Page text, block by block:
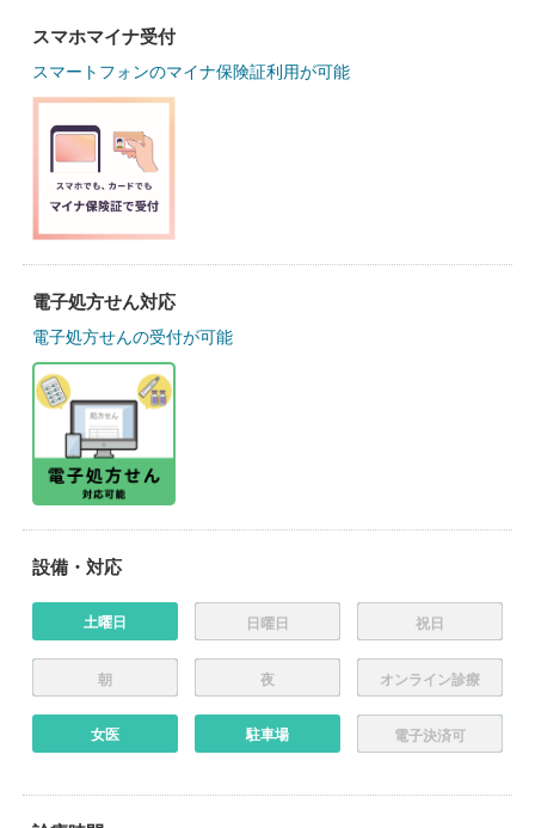
スマホマイナ受付
スマートフォンのマイナ保険証利用が可能
電子処方せん対応
電子処方せんの受付が可能
設備・対応
土曜日 日曜日 祝日
朝 夜 オンライン診療
女医 駐車場 電子決済可